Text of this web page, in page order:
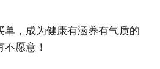
单，成为健康有涵养有气质的
愿意！